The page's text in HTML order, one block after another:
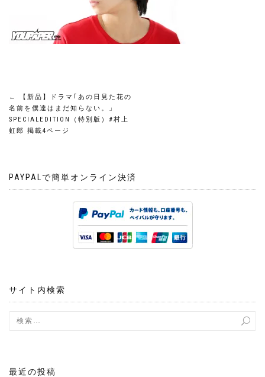
投
稿
ビ
ン
←
【新品】ドラマ｢あの日見た花の
名前を僕達はまだ知らない。」
SPECIALEDITION（特別版）#村上
虹郎 掲載4ページ
PAYPALで簡単オンライン決済
サイト内検索
最近の投稿